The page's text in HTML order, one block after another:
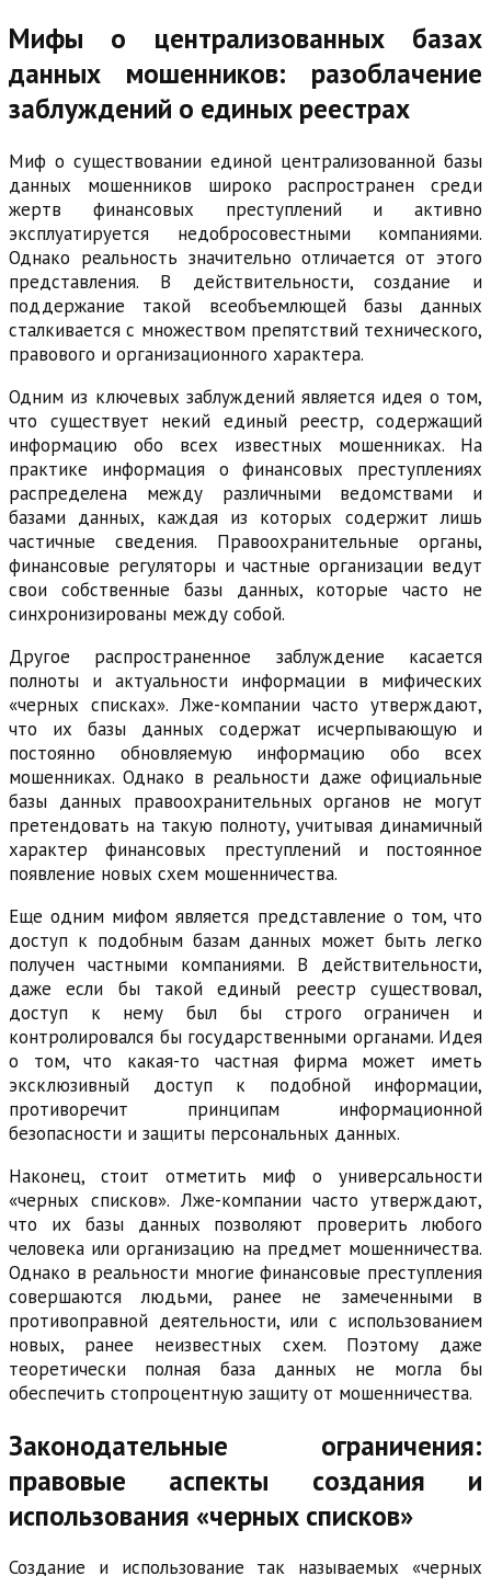
Мифы о централизованных базах
данных мошенников: разоблачение
заблуждений о единых реестрах
Миф о существовании единой централизованной базы
данных мошенников широко распространен среди
жертв финансовых преступлений и активно
эксплуатируется недобросовестными компаниями.
Однако реальность значительно отличается от этого
представления. В действительности, создание и
поддержание такой всеобъемлющей базы данных
сталкивается с множеством препятствий технического,
правового и организационного характера.
Одним из ключевых заблуждений является идея о том,
что существует некий единый реестр, содержащий
информацию обо всех известных мошенниках. На
практике информация о финансовых преступлениях
распределена между различными ведомствами и
базами данных, каждая из которых содержит лишь
частичные сведения. Правоохранительные органы,
финансовые регуляторы и частные организации ведут
свои собственные базы данных, которые часто не
синхронизированы между собой.
Другое распространенное заблуждение касается
полноты и актуальности информации в мифических
«черных списках». Лже-компании часто утверждают,
что их базы данных содержат исчерпывающую и
постоянно обновляемую информацию обо всех
мошенниках. Однако в реальности даже официальные
базы данных правоохранительных органов не могут
претендовать на такую полноту, учитывая динамичный
характер финансовых преступлений и постоянное
появление новых схем мошенничества.
Еще одним мифом является представление о том, что
доступ к подобным базам данных может быть легко
получен частными компаниями. В действительности,
даже если бы такой единый реестр существовал,
доступ к нему был бы строго ограничен и
контролировался бы государственными органами. Идея
о том, что какая-то частная фирма может иметь
эксклюзивный доступ к подобной информации,
противоречит принципам информационной
безопасности и защиты персональных данных.
Наконец, стоит отметить миф о универсальности
«черных списков». Лже-компании часто утверждают,
что их базы данных позволяют проверить любого
человека или организацию на предмет мошенничества.
Однако в реальности многие финансовые преступления
совершаются людьми, ранее не замеченными в
противоправной деятельности, или с использованием
новых, ранее неизвестных схем. Поэтому даже
теоретически полная база данных не могла бы
обеспечить стопроцентную защиту от мошенничества.
Законодательные ограничения:
правовые аспекты создания и
использования «черных списков»
Создание и использование так называемых «черных